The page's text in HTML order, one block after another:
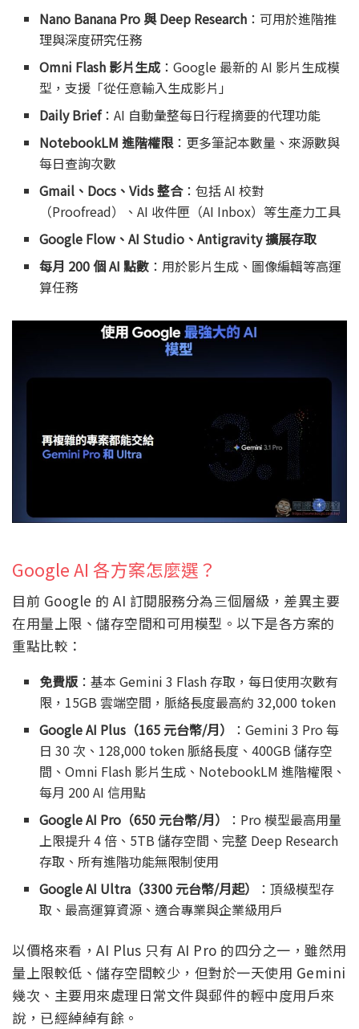
Nano Banana Pro 與 Deep Research ：可用於進階推
理與深度研究任務
Omni Flash 影片生成：Google 最新的 AI 影片生成模
型，支援「從任意輸入生成影片」
Daily Brief：AI 自動彙整每日行程摘要的代理功能
NotebookLM 進階權限 ：更多筆記本數量、來源數與
每日查詢次數
Gmail、Docs、Vids 整合：包括 AI 校對
（Proofread）、AI 收件匣（AI Inbox）等生產力工具
Google Flow、AI Studio、Antigravity 擴展存取
每月 200 個 AI 點數 ：用於影片生成、圖像編輯等高運
算任務
Google AI 各方案怎麼選？
目前 Google 的 AI 訂閱服務分為三個層級，差異主要
在用量上限、儲存空間和可用模型。以下是各方案的
重點比較：
免費版：基本 Gemini 3 Flash 存取，每日使用次數有
限，15GB 雲端空間，脈絡長度最高約 32,000 token
Google AI Plus（165 元台幣/月）
：Gemini 3 Pro 每
日 30 次、128,000 token 脈絡長度、400GB 儲存空
間、Omni Flash 影片生成、NotebookLM 進階權限、
每月 200 AI 信用點
Google AI Pro（650 元台幣/月）
：Pro 模型最高用量
上限提升 4 倍、5TB 儲存空間、完整 Deep Research
存取、所有進階功能無限制使用
Google AI Ultra（3300 元台幣/月起）
：頂級模型存
取、最高運算資源、適合專業與企業級用戶
以價格來看，AI Plus 只有 AI Pro 的四分之一，雖然用
量上限較低、儲存空間較少，但對於一天使用 Gemini
幾次、主要用來處理日常文件與郵件的輕中度用戶來
說，已經綽綽有餘。